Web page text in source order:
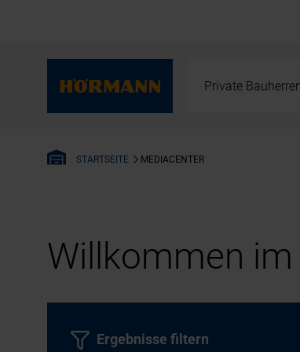
Private
STARTSEITE MEDIACENTER
Willkommen im
Ergebnisse filtern